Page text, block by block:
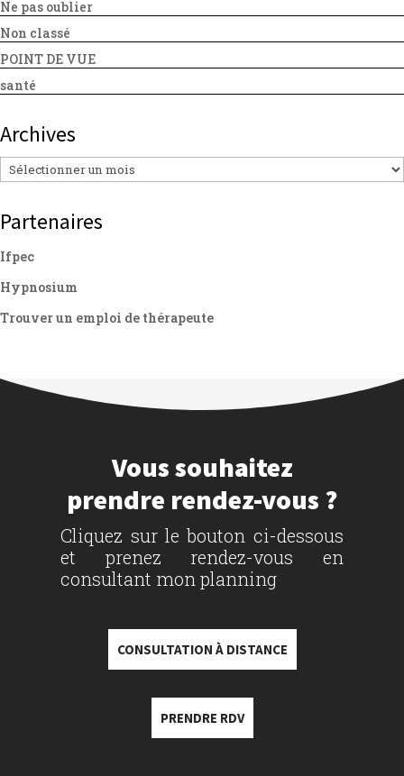
Ne pas oublier
Non classé
POINT DE VUE
santé
Archives
Archives
Partenaires
Ifpec
Hypnosium
Trouver un emploi de thérapeute
Vous souhaitez
prendre rendez-vous ?
Cliquez sur le bouton ci-dessous
et prenez rendez-vous en
consultant mon planning
CONSULTATION À DISTANCE
PRENDRE RDV